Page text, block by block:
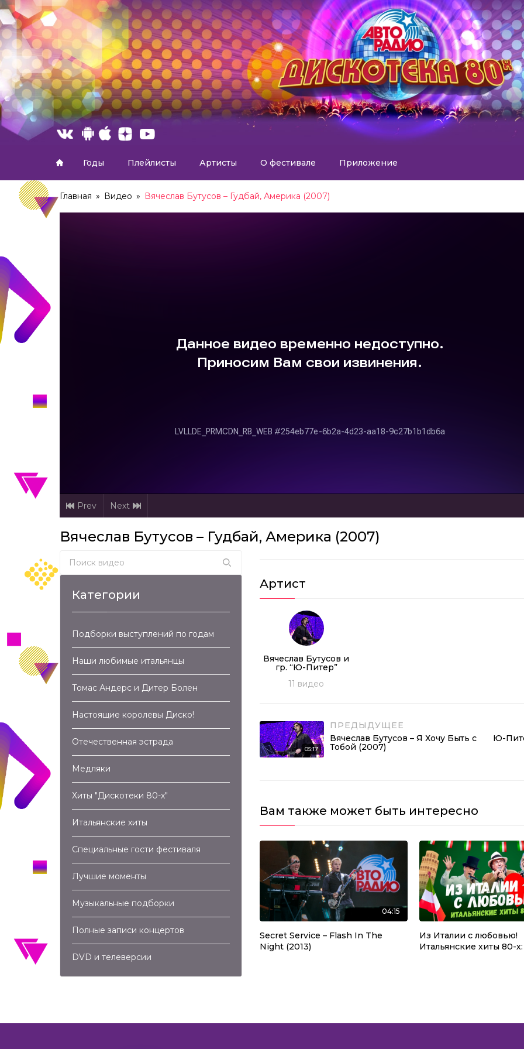
Годы Плейлисты Артисты О фестивале Приложение
Главная » Видео » Вячеслав Бутусов – Гудбай, Америка (2007)
Prev Next
Вячеслав Бутусов – Гудбай, Америка (2007)
Артист
Вячеслав Бутусов и
гр. “Ю-Питер”
11 видео
05:17
ПРЕДЫДУЩЕЕ
Вячеслав Бутусов – Я Хочу Быть с
Тобой (2007)
Ю-
Вам также может быть интересно
(Полная
Matia Bazar – Vacanze Romane
(2012)
04:15
Secret Service – Flash In The
Night (2013)
Из Италии с любовью!
Итальянские хиты 80-
Search for:
Категории
Подборки выступлений по годам
Наши любимые итальянцы
Томас Андерс и Дитер Болен
Настоящие королевы Диско!
Отечественная эстрада
Медляки
Хиты "Дискотеки 80-х"
Итальянские хиты
Специальные гости фестиваля
Лучшие моменты
Музыкальные подборки
Полные записи концертов
DVD и телеверсии